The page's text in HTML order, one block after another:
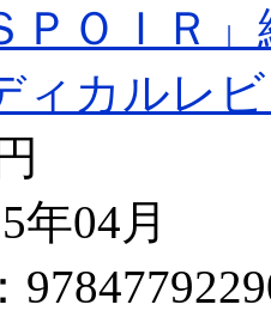
ＰＯＩＲ
ィカルレ
年04月